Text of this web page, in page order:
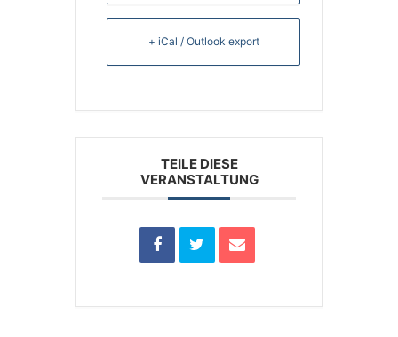
+ iCal / Outlook export
TEILE DIESE
VERANSTALTUNG